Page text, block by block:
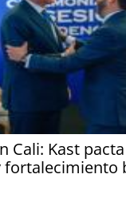
Cali: Kast
fortalecimiento